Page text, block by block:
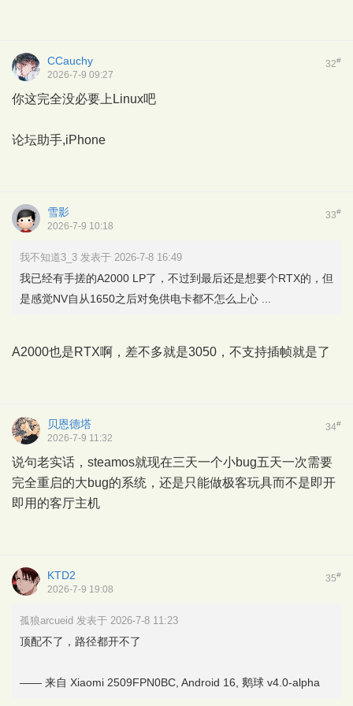
32#
CCauchy
2026-7-9 09:27
你这完全没必要上Linux吧
论坛助手,iPhone
33#
雪影
2026-7-9 10:18
我不知道3_3 发表于 2026-7-8 16:49
我已经有手搓的A2000 LP了，不过到最后还是想要个RTX的，但
是感觉NV自从1650之后对免供电卡都不怎么上心 ...
A2000也是RTX啊，差不多就是3050，不支持插帧就是了
34#
贝恩德塔
2026-7-9 11:32
说句老实话，steamos就现在三天一个小bug五天一次需要
完全重启的大bug的系统，还是只能做极客玩具而不是即开
即用的客厅主机
35#
KTD2
2026-7-9 19:08
孤狼arcueid 发表于 2026-7-8 11:23
顶配不了，路径都开不了
—— 来自 Xiaomi 2509FPN0BC, Android 16, 鹅球 v4.0-alpha